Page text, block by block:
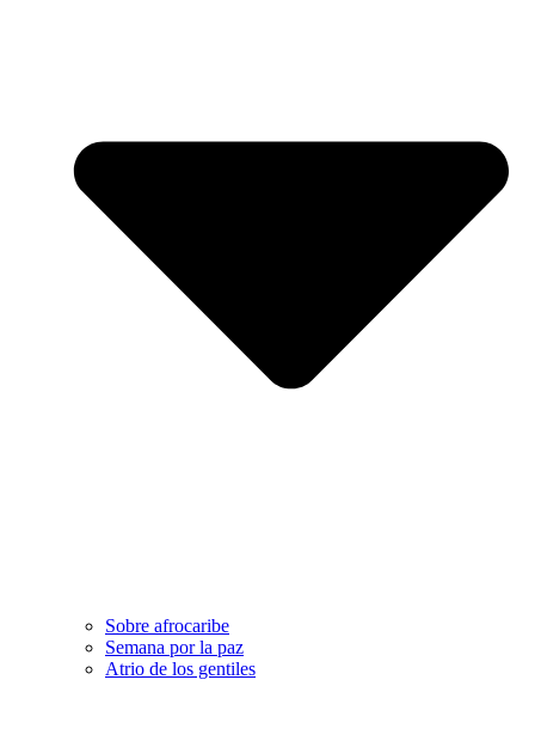
Sobre afrocaribe
Semana por la paz
Atrio de los gentiles